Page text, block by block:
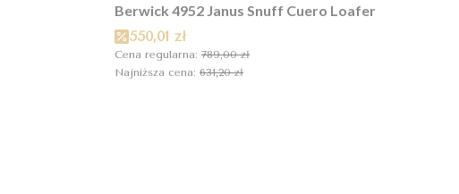
Berwick 4952 Janus Snuff Cuero Loafer
Cena promocyjna
550,01 zł
Cena regularna: 789,00 zł
Najniższa cena: 631,20 zł